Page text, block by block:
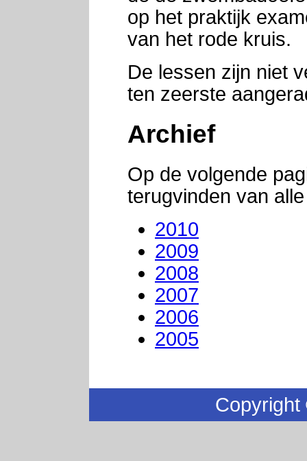
op het praktijk
van het rode kruis.
De lessen zijn niet
ten zeerste
Archief
Op de volgende
terugvinden van
2010
2009
2008
2007
2006
2005
Copyright